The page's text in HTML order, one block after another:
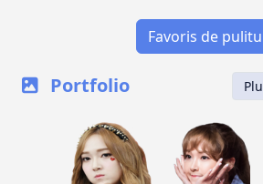
Favoris de pulitu
Portfolio